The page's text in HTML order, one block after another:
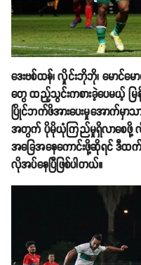
ဒေးဗစ်ထန်၊ လှိုင်းဘိုဘို၊ မောင်မ
တွေ ထည့်သွင်းကစားခဲ့ပေမယ့် မြ
ပြိုင်ဘက်ဖိအားပေးမှုအောက်မှာ
အတွက် ပိုမိုယုံကြည်မှုရှိလာစေဖို့ လိုအ
အခြေအနေကောင်းဖို့ဆိုရင် ဒီထ
လိုအပ်နေပြီဖြစ်ပါတယ်။